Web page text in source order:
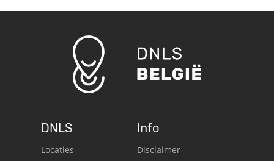
DNLS
Locaties
Info
Disclaimer